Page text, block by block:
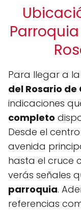
Para llegar a la
del Rosario de
indicaciones
completo
Desde el
avenida
hasta el cruce
verás señales
parroquia.
referencias